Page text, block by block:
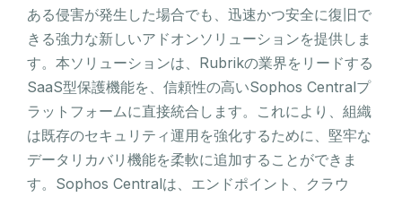
ある侵害が発生した場合でも、迅速かつ安全に復旧で
きる強力な新しいアドオンソリューションを提供しま
す。本ソリューションは、Rubrikの業界をリードする
SaaS型保護機能を、信頼性の高いSophos Centralプ
ラットフォームに直接統合します。これにより、組織
は既存のセキュリティ運用を強化するために、堅牢な
データリカバリ機能を柔軟に追加することができま
す。Sophos Centralは、エンドポイント、クラウ